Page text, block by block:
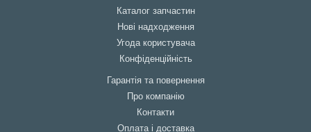
Каталог запчастин
Нові надходження
Угода користувача
Конфіденційність
Гарантія та повернення
Про компанію
Контакти
Оплата і доставка